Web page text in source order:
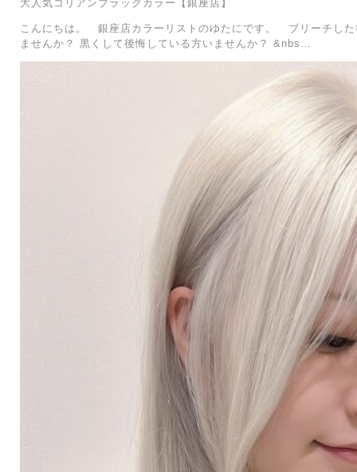
大人気コリアンブラックカラー【銀座店】
こんにちは。 銀座店カラーリストのゆたにです。 ブリーチした
ませんか？ 黒くして後悔している方いませんか？ &nbs…